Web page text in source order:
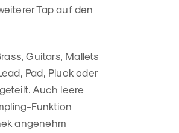
Tap auf den
Guitars, Mallets
Pad, Pluck oder
Auch leere
Funktion
angenehm